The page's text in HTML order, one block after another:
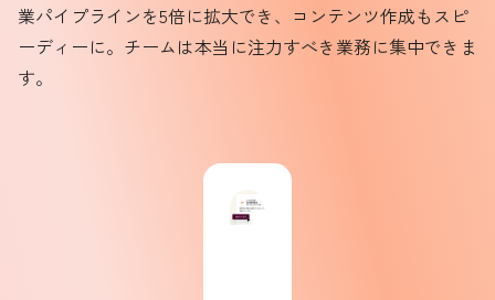
業パイプラインを5倍に拡大でき、コンテンツ作成もスピ
ーディーに。チームは本当に注力すべき業務に集中できま
す。